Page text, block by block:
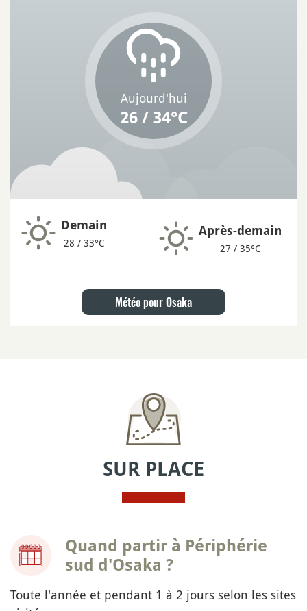
Aujourd'hui
26 / 34°C
Demain
28 / 33°C
Après-demain
27 / 35°C
Météo pour Osaka
SUR PLACE
Quand partir à Périphérie
sud d'Osaka ?
Toute l'année et pendant 1 à 2 jours selon les sites